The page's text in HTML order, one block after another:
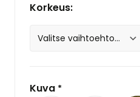
Korkeus:
Kuva *